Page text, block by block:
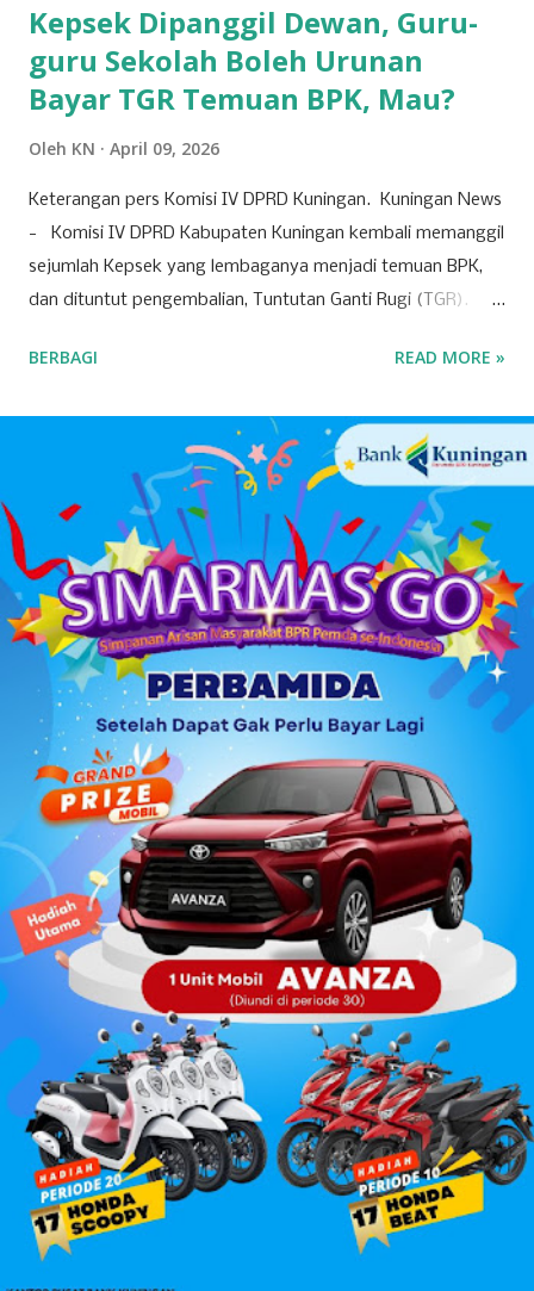
Kepsek Dipanggil Dewan, Guru-
guru Sekolah Boleh Urunan
Bayar TGR Temuan BPK, Mau?
Oleh KN April 09, 2026
Keterangan pers Komisi IV DPRD Kuningan. Kuningan News
- Komisi IV DPRD Kabupaten Kuningan kembali memanggil
sejumlah Kepsek yang lembaganya menjadi temuan BPK,
dan dituntut pengembalian, Tuntutan Ganti Rugi (TGR).
kemarin. Nampak hanya beberapa Kepsek saja yang
pemanggilan Kepsek, banyak hal diungkap Komisi IV DPRD
dalam konferensi pers, seusai-nya pertemuan. Anggota
komisi IV nampak lengkap, mulai dari Hj Neneng, Yaya, H
Uci, Nurcholis, Satria, Devi, hingga Rudi Permana. Dalam
tanya jawab dengan awak media, terungkap juga bahwa
Kepsek -meskipun baru-, tetap harus bertanggung jawab
pengembalian anggaran sesuai rekomendasi BPK, karena
berposisi sebagai pengguna anggaran. Bahkan yang cukup
prihatin, penggantian anggaran itu tidak boleh diambil dari
dana operasional sekolah semacam BOS. Justru, tidak
dilarang secara formal jika gantj rugi itu bersumber dari
uang pribad...
BERBAGI READ MORE »